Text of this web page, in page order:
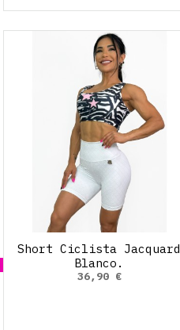
Short Ciclista Jacquard
Blanco.
36,90 €